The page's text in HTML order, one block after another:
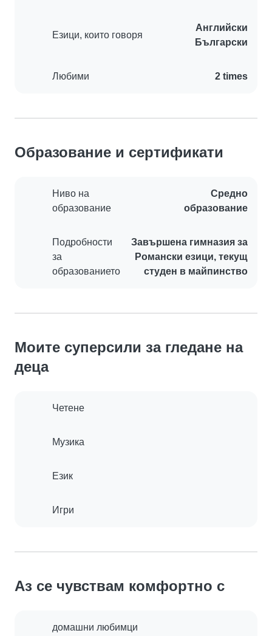
Езици, които говоря
Английски
Български
Любими 2 times
Образование и сертификати
Ниво на
образование
Средно
образование
Подробности
за
образованието
Завършена гимназия за
Романски езици, текущ
студен в майпинство
Моите суперсили за гледане на
деца
Четене
Музика
Език
Игри
Аз се чувствам комфортно с
домашни любимци